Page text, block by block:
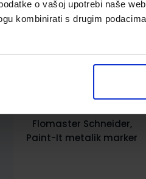
o vašoj upotrebi naše
kombinirati s drugim
su kupili i ovo…
Flomaster Schneider,
Paint-It metalik marker